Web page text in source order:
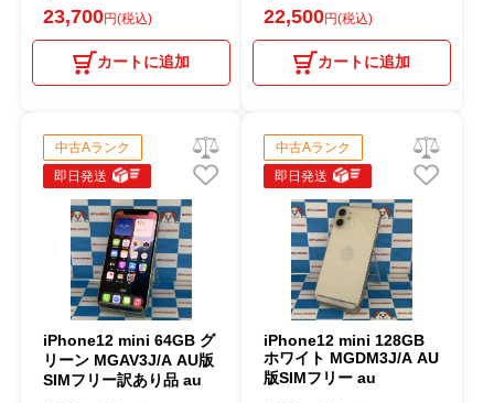
23,700円(税込)
カートに追加
22,500円(税込)
カートに追加
中古Aランク
即日発送
iPhone12 mini 64GB グ
リーン MGAV3J/A AU版
SIMフリー訳あり品 au
中古Aランク
即日発送
iPhone12 mini 128GB
ホワイト MGDM3J/A AU
版SIMフリー au